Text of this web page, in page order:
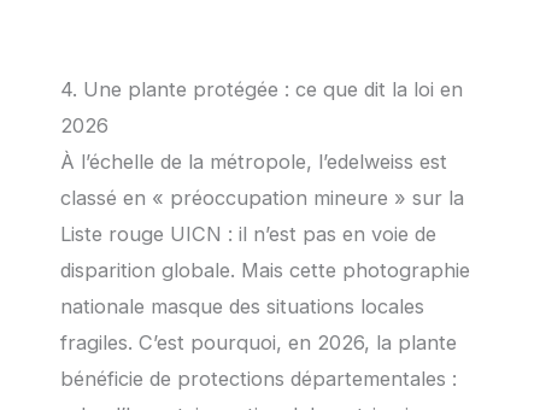
4. Une plante protégée : ce que dit la loi en
2026
À l’échelle de la métropole, l’edelweiss est
classé en « préoccupation mineure » sur la
Liste rouge UICN : il n’est pas en voie de
disparition globale. Mais cette photographie
nationale masque des situations locales
fragiles. C’est pourquoi, en 2026, la plante
bénéficie de protections départementales :